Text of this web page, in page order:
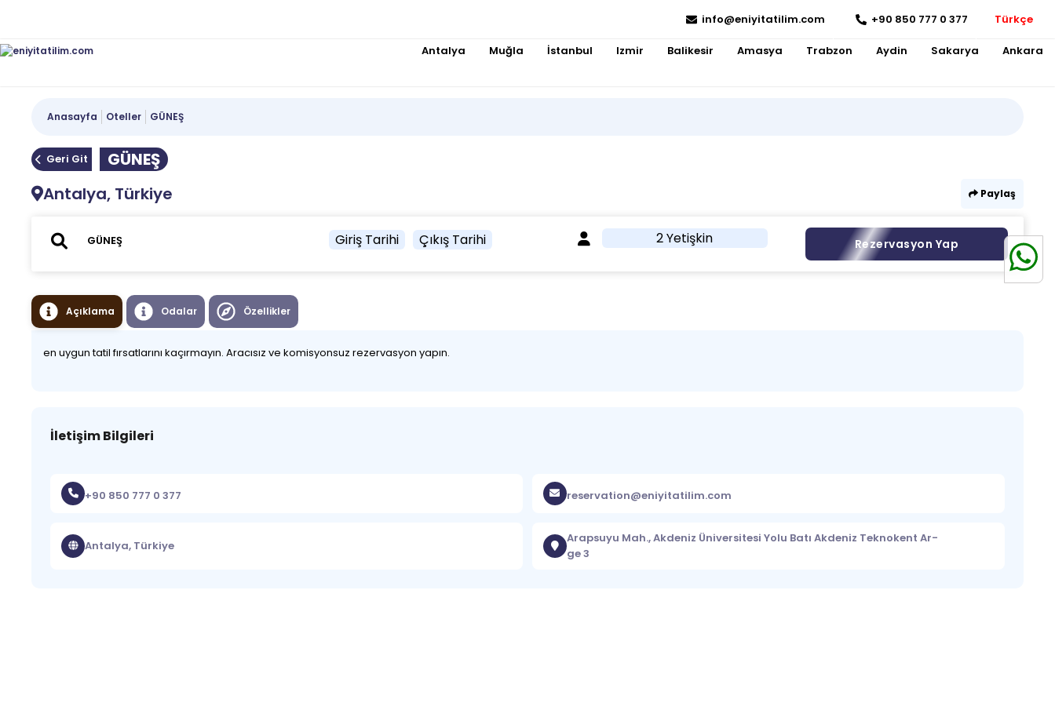
info@eniyitatilim.com +90 850 777 0 377 Türkçe
Antalya Muğla İstanbul Izmir Balikesir Amasya Trabzon Aydin Sakarya Ankara
Anasayfa Oteller GÜNEŞ
Geri Git
GÜNEŞ
Antalya, Türkiye
Paylaş
Giriş Tarihi Çıkış Tarihi 2 Yetişkin Rezervasyon Yap
Açıklama Odalar Özellikler
en uygun tatil fırsatlarını kaçırmayın. Aracısız ve komisyonsuz rezervasyon yapın.
İletişim Bilgileri
+90 850 777 0 377 reservation@eniyitatilim.com
Antalya, Türkiye
Arapsuyu Mah., Akdeniz Üniversitesi Yolu Batı Akdeniz Teknokent Ar-
ge 3